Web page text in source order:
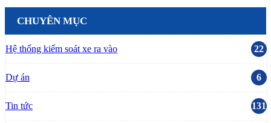
CHUYÊN MỤC
Hệ thống kiểm soát xe ra vào 22
Dự án 6
Tin tức 131